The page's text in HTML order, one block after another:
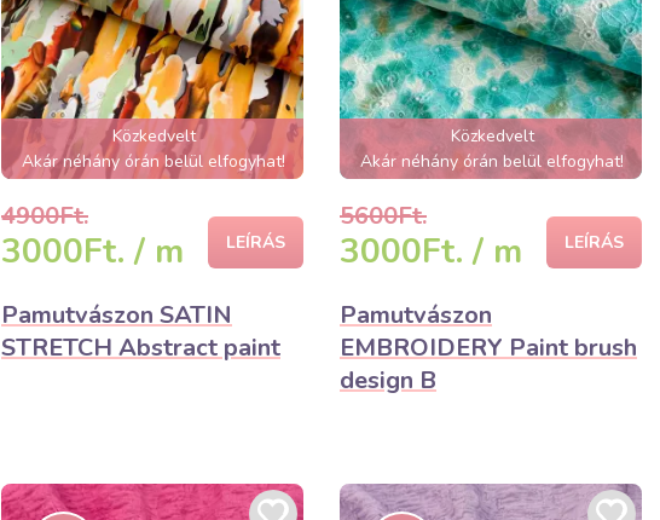
Közkedvelt
Akár néhány órán belül elfogyhat!
4900Ft.
3000Ft. / m LEÍRÁS
Pamutvászon SATIN
STRETCH Abstract paint
Közkedvelt
Akár néhány órán belül elfogyhat!
5600Ft.
3000Ft. / m LEÍRÁS
Pamutvászon
EMBROIDERY Paint brush
design B